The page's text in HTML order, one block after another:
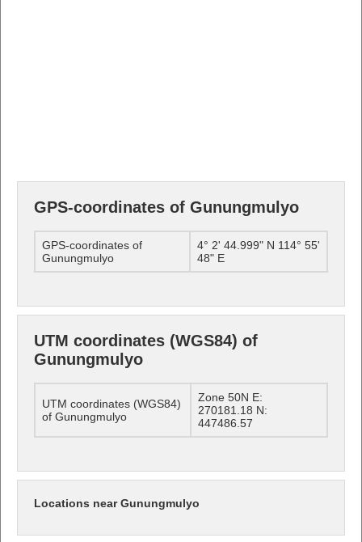
GPS-coordinates of Gunungmulyo
GPS-coordinates of
Gunungmulyo
4° 2' 44.999" N 114° 55'
48" E
UTM coordinates (WGS84) of
Gunungmulyo
UTM coordinates (WGS84)
of Gunungmulyo
Zone 50N E:
270181.18 N:
447486.57
Locations near Gunungmulyo